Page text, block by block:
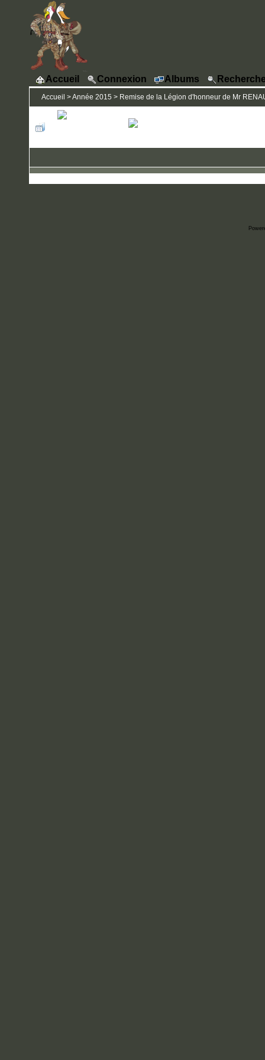
Accueil Connexion Albums
Accueil >Année 2015 > Remise de la Légion d'honneur de Mr